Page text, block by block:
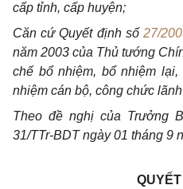
cấp tỉnh, cấp huyện;
Căn cứ Quyết định số27/
năm 2003 của Thủ tướng
chế bổ nhiệm, bổ nhiệm
nhiệm cán bộ, công chức
Theo đề nghị của Trưởng
31/TTr-BDT ngày 01 tháng 9